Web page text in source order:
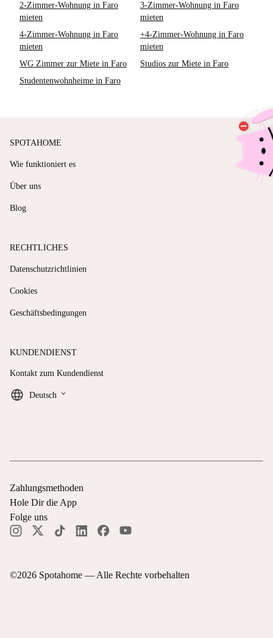
2-Zimmer-Wohnung in Faro
mieten
3-Zimmer-Wohnung in Faro
mieten
4-Zimmer-Wohnung in Faro
mieten
+4-Zimmer-Wohnung in Faro
mieten
WG Zimmer zur Miete in Faro
Studios zur Miete in Faro
Studentenwohnheime in Faro
SPOTAHOME
Wie funktioniert es
Über uns
Blog
RECHTLICHES
Datenschutzrichtlinien
Cookies
Geschäftsbedingungen
KUNDENDIENST
Kontakt zum Kundendienst
Deutsch keyboard_arrow_down
©2026 Spotahome — Alle Rechte vorbehalten
Zahlungsmethoden
Hole Dir die App
Folge uns